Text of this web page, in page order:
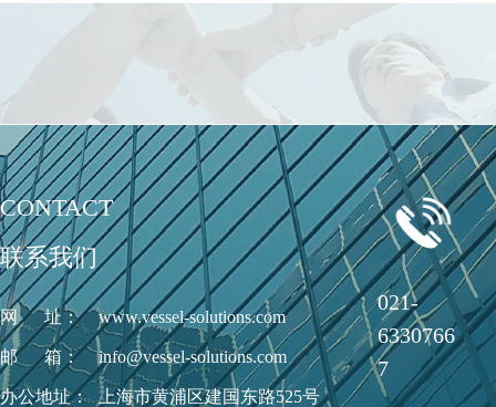
021-
6330766
7
网      址： www.vessel-solutions.com
邮      箱： info@vessel-solutions.com
办公地址： 上海市黄浦区建国东路525号
CONTACT
联系我们